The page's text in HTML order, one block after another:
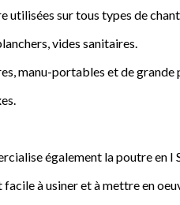
utilisées sur tous types de
vides sanitaires.
manu-portables et de
également la poutre en
à usiner et à mettre en